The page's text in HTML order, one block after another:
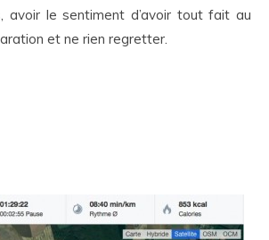
avoir le sentiment d’avoir tout fait au
et ne rien regretter.